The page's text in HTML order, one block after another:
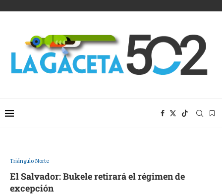
Triángulo Norte
El Salvador: Bukele retirará el régimen de
excepción